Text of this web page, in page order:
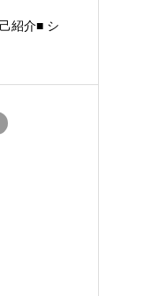
紹介■ シ